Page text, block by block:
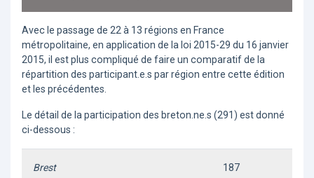
Avec le passage de 22 à 13 régions en France
métropolitaine, en application de la loi 2015-29 du 16 janvier
2015, il est plus compliqué de faire un comparatif de la
répartition des participant.e.s par région entre cette édition
et les précédentes.
Le détail de la participation des breton.ne.s (291) est donné
ci-dessous :
Brest 187